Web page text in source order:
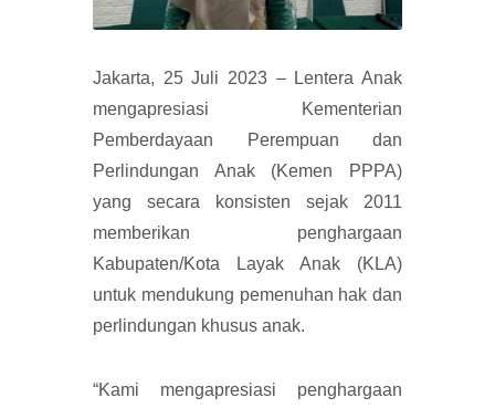
Jakarta, 25 Juli 2023 – Lentera Anak
mengapresiasi Kementerian
Pemberdayaan Perempuan dan
Perlindungan Anak (Kemen PPPA)
yang secara konsisten sejak 2011
memberikan penghargaan
Kabupaten/Kota Layak Anak (KLA)
untuk mendukung pemenuhan hak dan
perlindungan khusus anak.
“Kami mengapresiasi penghargaan